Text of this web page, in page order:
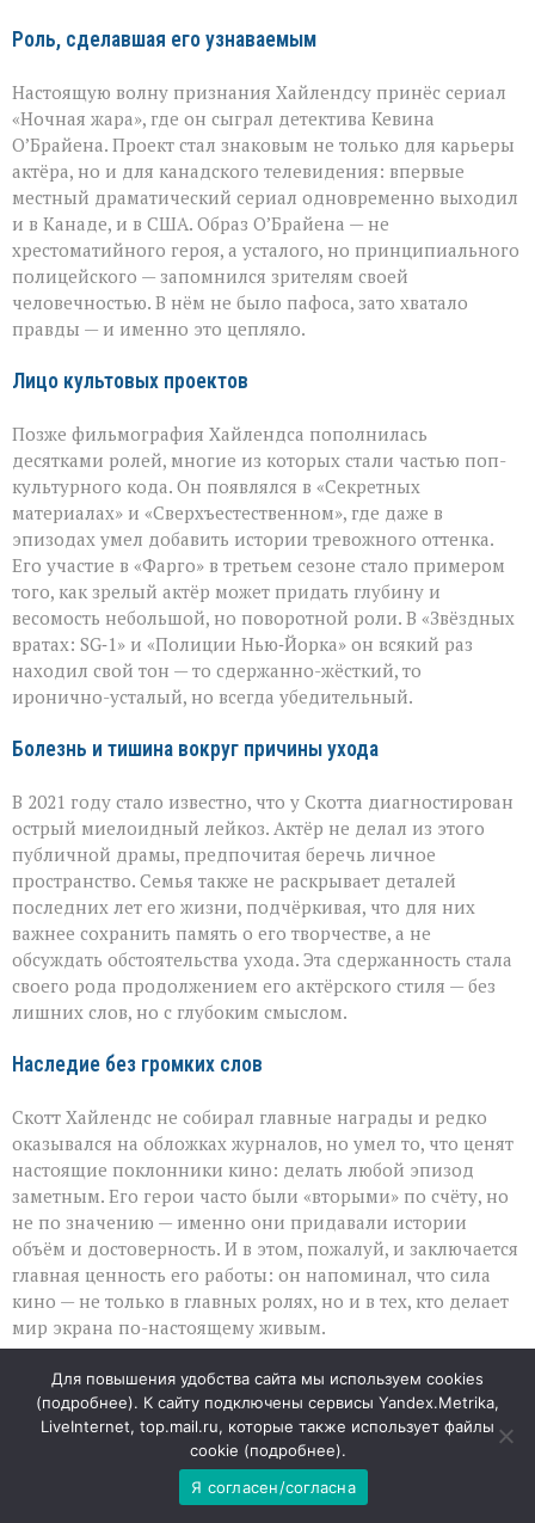
Роль, сделавшая его узнаваемым
Настоящую волну признания Хайлендсу принёс сериал
«Ночная жара», где он сыграл детектива Кевина
О’Брайена. Проект стал знаковым не только для карьеры
актёра, но и для канадского телевидения: впервые
местный драматический сериал одновременно выходил
и в Канаде, и в США. Образ О’Брайена — не
хрестоматийного героя, а усталого, но принципиального
полицейского — запомнился зрителям своей
человечностью. В нём не было пафоса, зато хватало
правды — и именно это цепляло.
Лицо культовых проектов
Позже фильмография Хайлендса пополнилась
десятками ролей, многие из которых стали частью поп-
культурного кода. Он появлялся в «Секретных
материалах» и «Сверхъестественном», где даже в
эпизодах умел добавить истории тревожного оттенка.
Его участие в «Фарго» в третьем сезоне стало примером
того, как зрелый актёр может придать глубину и
весомость небольшой, но поворотной роли. В «Звёздных
вратах: SG‑1» и «Полиции Нью‑Йорка» он всякий раз
находил свой тон — то сдержанно-жёсткий, то
иронично-усталый, но всегда убедительный.
Болезнь и тишина вокруг причины ухода
В 2021 году стало известно, что у Скотта диагностирован
острый миелоидный лейкоз. Актёр не делал из этого
публичной драмы, предпочитая беречь личное
пространство. Семья также не раскрывает деталей
последних лет его жизни, подчёркивая, что для них
важнее сохранить память о его творчестве, а не
обсуждать обстоятельства ухода. Эта сдержанность стала
своего рода продолжением его актёрского стиля — без
лишних слов, но с глубоким смыслом.
Наследие без громких слов
Скотт Хайлендс не собирал главные награды и редко
оказывался на обложках журналов, но умел то, что ценят
настоящие поклонники кино: делать любой эпизод
заметным. Его герои часто были «вторыми» по счёту, но
не по значению — именно они придавали истории
объём и достоверность. И в этом, пожалуй, и заключается
главная ценность его работы: он напоминал, что сила
кино — не только в главных ролях, но и в тех, кто делает
мир экрана по-настоящему живым.
06
АВГ
Громкий сюрприз в Пальме:
Для повышения удобства сайта мы используем cookies
(подробнее). К сайту подключены сервисы Yandex.Metrika,
LiveInternet, top.mail.ru, которые также использует файлы
cookie (подробнее).
Я согласен/согласна